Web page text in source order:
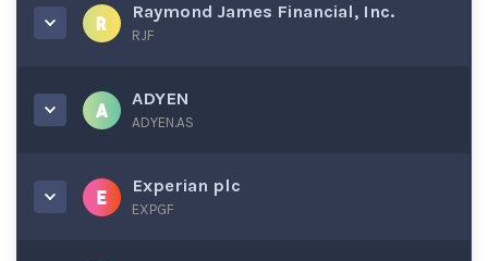
Raymond James Financial, Inc.
RJF
ADYEN
ADYEN.AS
Experian plc
EXPGF